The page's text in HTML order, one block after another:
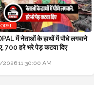
में नेताओं के हाथों में पौधे लगवाने
700 हरे भरे पेड़ कटवा दिए
11:30:00 AM